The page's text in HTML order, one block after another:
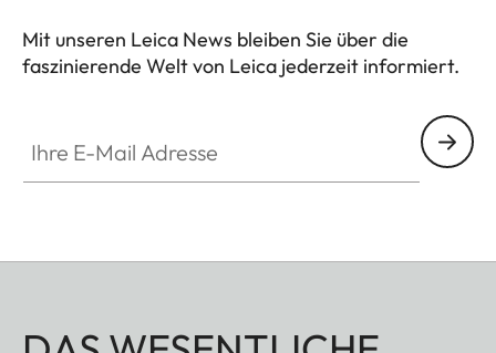
Mit unseren Leica News bleiben Sie über die
faszinierende Welt von Leica jederzeit informiert.